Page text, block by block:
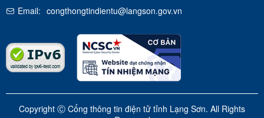
Email: congthongtindientu@langson.gov.vn
Copyright Ⓒ Cổng thông tin điện tử tỉnh Lạng Sơn. All Rights